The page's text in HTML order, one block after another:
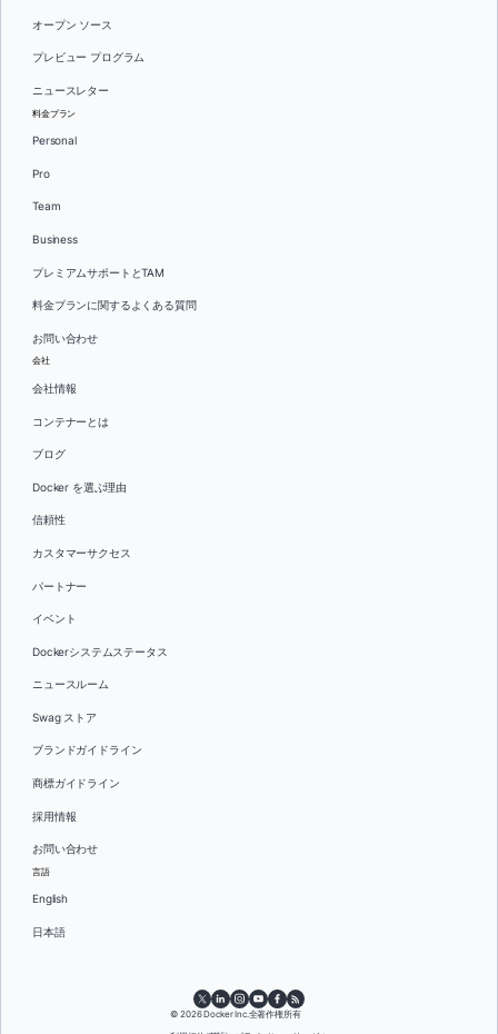
オープン ソース
プレビュー プログラム
ニュースレター
料金プラン
Personal
Pro
Team
Business
プレミアムサポートとTAM
料金プランに関するよくある質問
お問い合わせ
会社
会社情報
コンテナーとは
ブログ
Docker を選ぶ理由
信頼性
カスタマーサクセス
パートナー
イベント
Dockerシステムステータス
ニュースルーム
Swag ストア
ブランドガイドライン
商標ガイドライン
採用情報
お問い合わせ
言語
English
日本語
© 2026 Docker Inc.全著作権所有